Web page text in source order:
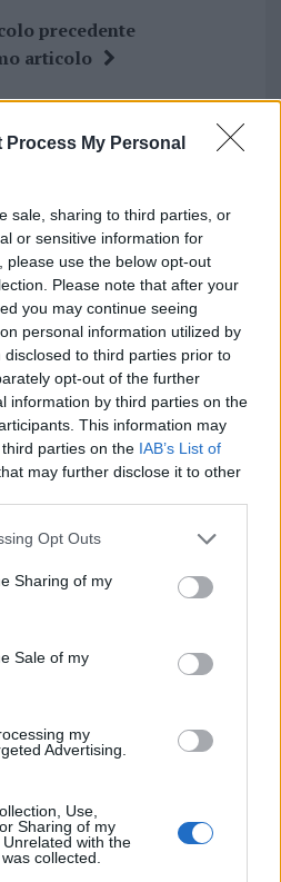
Process My Personal
sale, sharing to third parties, or
or sensitive information for
please use the below opt-out
Please note that after your
you may continue seeing
personal information utilized by
to third parties prior to
opt-out of the further
information by third parties on the
This information may
parties on the IAB’s List of
may further disclose it to other
app uses one or more Google
behaviour. You may click to
and its third-party tags to
purposes in below Google
Opt Outs
Sharing of my
Sale of my
my
Advertising.
Use,
Sharing of my
with the
collected.
a
re
precedente
articolo
di estetica medicale avanzata
dei 5 centri di riferimento
arriva il Campo Base:
Palau: grande
per il suo racconto
sul centro accoglienza
“Episodi gravissimi”
svuotano le suite: furto da
sole e caldo tornano
rampe chiuse ancora fino a